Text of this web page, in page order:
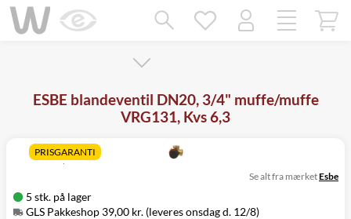
ESBE blandeventil DN20, 3/4" muffe/muffe
VRG131, Kvs 6,3
PRISGARANTI
5 stk. på lager
GLS Pakkeshop 39,00 kr. (leveres onsdag d. 12/8)
Se alt fra mærketEsbe
Mangler chatten?
Ret samtykke!